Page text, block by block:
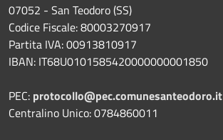
07052 - San Teodoro (SS)
Codice Fiscale: 80003270917
Partita IVA: 00913810917
IBAN: IT68U0101585420000000001850
PEC: protocollo@pec.comunesanteodoro.it
Centralino Unico: 0784860011